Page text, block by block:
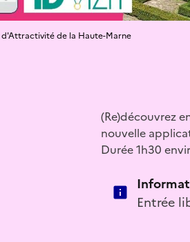
de la Haute-Marne
(Re)découvrez
nouvelle
Durée 1h30
Entrée